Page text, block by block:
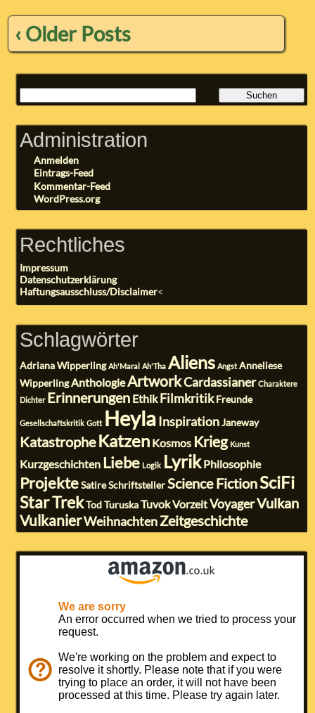
‹ Older Posts
Administration
Anmelden
Eintrags-Feed
Kommentar-Feed
WordPress.org
Rechtliches
Impressum
Datenschutzerklärung
Haftungsausschluss/Disclaimer<
Schlagwörter
Adriana Wipperling Ah'Maral Ah'Tha Aliens Angst Anneliese
WipperlingAnthologieArtworkCardassianer Charaktere
Dichter Erinnerungen EthikFilmkritik Freunde
Gesellschaftskritik Gott HeylaInspiration Janeway
Katastrophe Katzen Kosmos Krieg Kunst
Kurzgeschichten Liebe Logik LyrikPhilosophie
Projekte SatireSchriftsteller Science FictionSciFi
Star TrekTod Turuska TuvokVorzeitVoyagerVulkan
VulkanierWeihnachtenZeitgeschichte